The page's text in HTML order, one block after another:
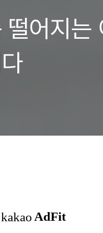
떨어지는